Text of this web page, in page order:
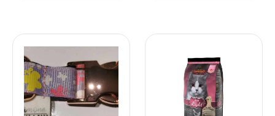
desde
$25.850
hasta
$63.900